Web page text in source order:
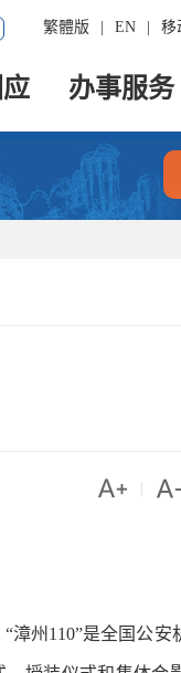
繁體版 EN 移
办事服务

州110”是全国公安